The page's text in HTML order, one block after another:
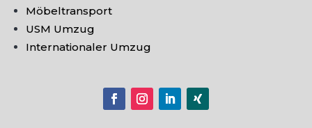
Möbeltransport
USM Umzug
Internationaler Umzug